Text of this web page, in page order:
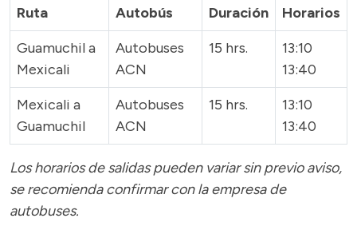
Ruta
Autobús
Duración
Horarios
Guamuchil a
Mexicali
Autobuses
ACN
15 hrs.
13:10
13:40
Mexicali a
Guamuchil
Autobuses
ACN
15 hrs.
13:10
13:40
Los horarios de salidas pueden variar sin previo aviso,
se recomienda confirmar con la empresa de
autobuses.